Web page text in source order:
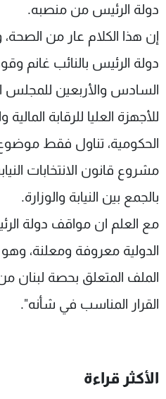
دولة الرئيس من منصبه.
إن هذا الكلام عار من الصحة،
دولة الرئيس بالنائب غانم
السادس والأربعين للمجلس
للأجهزة العليا للرقابة
الحكومية، تناول فقط
مشروع قانون الانتخابات
بالجمع بين النيابة والوزارة.
مع العلم ان مواقف دولة
الدولية معروفة ومعلنة، وهو
الملف المتعلق بحصة لبنان
القرار المناسب في شأنه".
الأكثر قراءة